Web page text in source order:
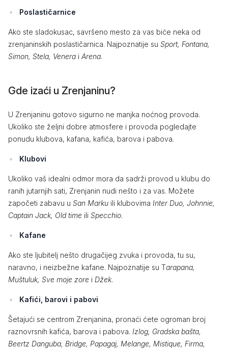
Poslastičarnice
Ako ste sladokusac, savršeno mesto za vas biće neka od
zrenjaninskih poslastičarnica. Najpoznatije su Sport, Fontana,
Simon, Stela, Venera i Arena.
Gde izaći u Zrenjaninu?
U Zrenjaninu gotovo sigurno ne manjka noćnog provoda.
Ukoliko ste željni dobre atmosfere i provoda pogledajte
ponudu klubova, kafana, kafića, barova i pabova.
Klubovi
Ukoliko vaš idealni odmor mora da sadrži provod u klubu do
ranih jutarnjih sati, Zrenjanin nudi nešto i za vas. Možete
započeti zabavu u San Marku ili klubovima Inter Duo, Johnnie,
Captain Jack, Old time ili Specchio.
Kafane
Ako ste ljubitelj nešto drugačijeg zvuka i provoda, tu su,
naravno, i neizbežne kafane. Najpoznatije su Tarapana,
Muštuluk, Sve moje zore i Džek.
Kafići, barovi i pabovi
Šetajući se centrom Zrenjanina, pronaći ćete ogroman broj
raznovrsnih kafića, barova i pabova. Izlog, Gradska bašta,
Beertz Danguba, Bridge, Papagaj, Melange, Mistique, Firma,